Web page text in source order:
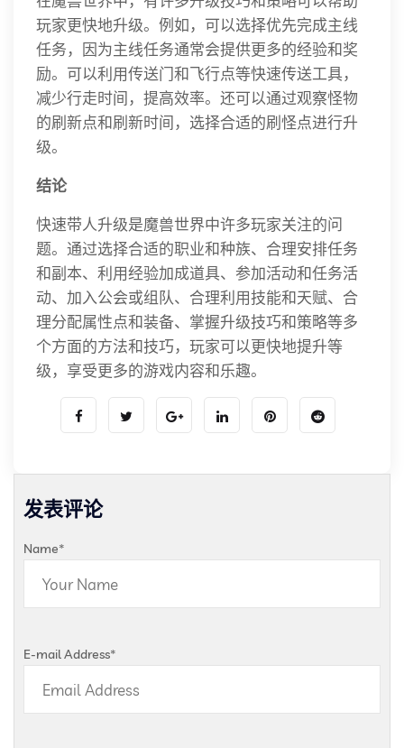
玩家更快地升级。例如，可以选择优先完成主线
任务，因为主线任务通常会提供更多的经验和奖
励。可以利用传送门和飞行点等快速传送工具，
减少行走时间，提高效率。还可以通过观察怪物
的刷新点和刷新时间，选择合适的刷怪点进行升
级。
结论
快速带人升级是魔兽世界中许多玩家关注的问
题。通过选择合适的职业和种族、合理安排任务
和副本、利用经验加成道具、参加活动和任务活
动、加入公会或组队、合理利用技能和天赋、合
理分配属性点和装备、掌握升级技巧和策略等多
个方面的方法和技巧，玩家可以更快地提升等
级，享受更多的游戏内容和乐趣。
发表评论
Name*
E-mail Address*